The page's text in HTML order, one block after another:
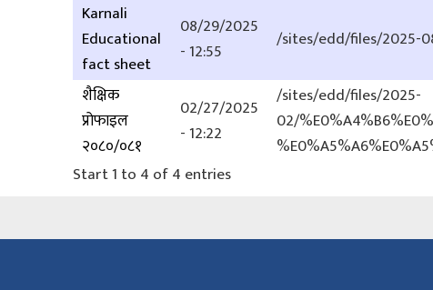
Karnali
Educational
fact sheet
08/29/2025
- 12:55
/sites/edd/files/2025-
शैक्षिक
प्रोफाइल
२०८०/०८१
02/27/2025
- 12:22
/sites/edd/files/2025-
02/
Start 1 to 4 of 4 entries